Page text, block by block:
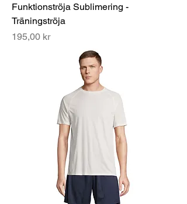
Funktionströja Sublimering -
Träningströja
Pris
195,00 kr